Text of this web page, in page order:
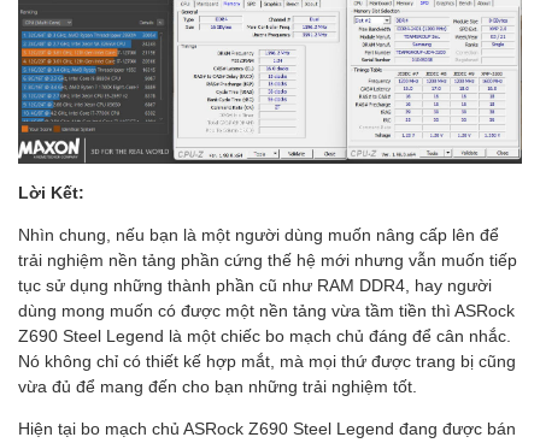
Lời Kết:
Nhìn chung, nếu bạn là một người dùng muốn nâng cấp lên để
trải nghiệm nền tảng phần cứng thế hệ mới nhưng vẫn muốn tiếp
tục sử dụng những thành phần cũ như RAM DDR4, hay người
dùng mong muốn có được một nền tảng vừa tầm tiền thì ASRock
Z690 Steel Legend là một chiếc bo mạch chủ đáng để cân nhắc.
Nó không chỉ có thiết kế hợp mắt, mà mọi thứ được trang bị cũng
vừa đủ để mang đến cho bạn những trải nghiệm tốt.
Hiện tại bo mạch chủ ASRock Z690 Steel Legend đang được bán